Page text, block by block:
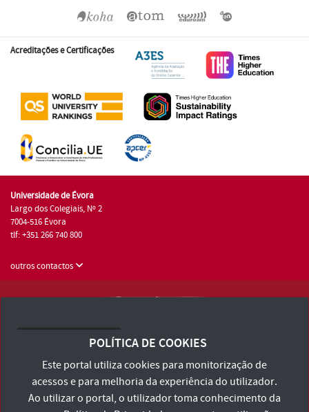
Acreditações e Certificações
Universidade de Évora
Largo dos Colegiais, Nº 2
7004-516 Évora
tlf: +351 266 740 800
outros contactos
Consulte os Termos e Condições e Política de Privacidade
Declaração de Acessibilidade
POLÍTICA DE COOKIES
Este portal utiliza cookies para monitorização de
acessos e para melhoria da experiência do utilizador.
Ao utilizar o portal, o utilizador toma conhecimento da